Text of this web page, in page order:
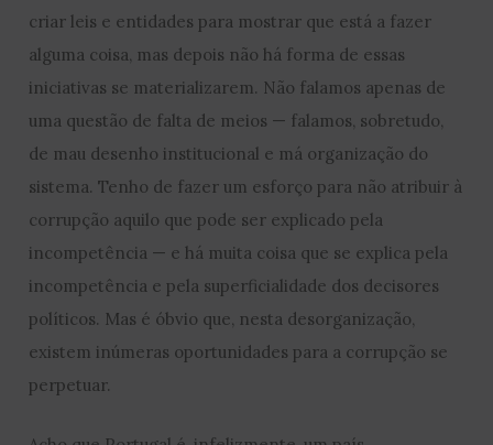
criar leis e entidades para mostrar que está a fazer
alguma coisa, mas depois não há forma de essas
iniciativas se materializarem. Não falamos apenas de
uma questão de falta de meios — falamos, sobretudo,
de mau desenho institucional e má organização do
sistema. Tenho de fazer um esforço para não atribuir à
corrupção aquilo que pode ser explicado pela
incompetência — e há muita coisa que se explica pela
incompetência e pela superficialidade dos decisores
políticos. Mas é óbvio que, nesta desorganização,
existem inúmeras oportunidades para a corrupção se
perpetuar.